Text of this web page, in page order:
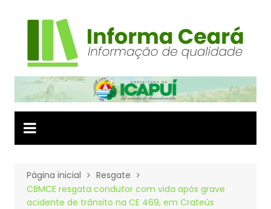
Página inicial
Resgate
CBMCE resgata condutor com vida após grave
acidente de trânsito na CE 469, em Crateús